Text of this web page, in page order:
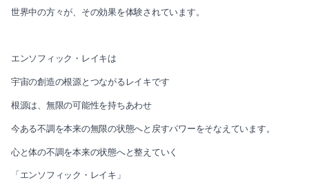
世界中の方々が、その効果を体験されています。
エンソフィック・レイキは
宇宙の創造の根源とつながるレイキです
根源は、無限の可能性を持ちあわせ
今ある不調を本来の無限の状態へと戻すパワーをそなえています。
心と体の不調を本来の状態へと整えていく
「エンソフィック・レイキ」